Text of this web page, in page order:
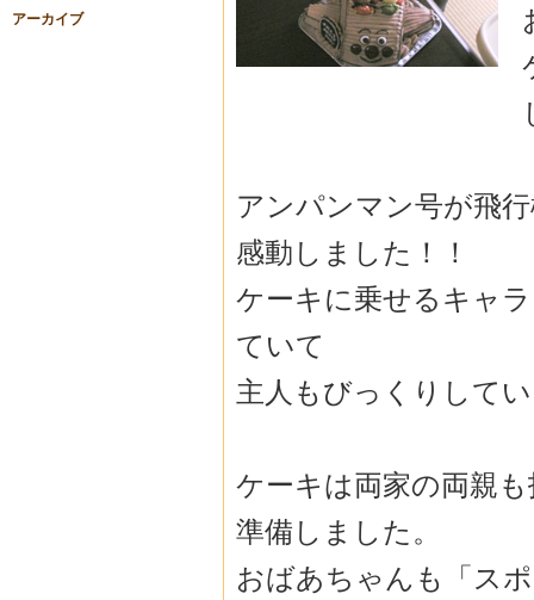
アーカイブ
アンパンマン号が飛
感動しました！！
ケーキに乗せるキャ
ていて
主人もびっくりして
ケーキは両家の両親
準備しました。
おばあちゃんも「ス